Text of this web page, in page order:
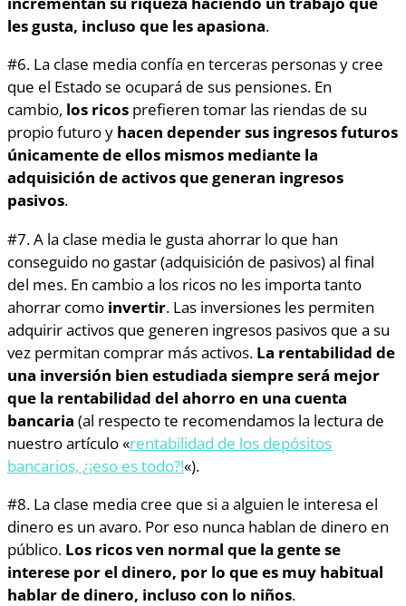
les gusta, incluso que les apasiona.
#6. La clase media confía en terceras personas y cree
que el Estado se ocupará de sus pensiones. En
cambio, los ricos prefieren tomar las riendas de su
propio futuro y hacen depender sus ingresos futuros
únicamente de ellos mismos mediante la
adquisición de activos que generan ingresos
pasivos.
#7. A la clase media le gusta ahorrar lo que han
conseguido no gastar (adquisición de pasivos) al final
del mes. En cambio a los ricos no les importa tanto
ahorrar como invertir. Las inversiones les permiten
adquirir activos que generen ingresos pasivos que a su
vez permitan comprar más activos. La rentabilidad de
una inversión bien estudiada siempre será mejor
que la rentabilidad del ahorro en una cuenta
bancaria (al respecto te recomendamos la lectura de
nuestro artículo «rentabilidad de los depósitos
bancarios, ¿¡eso es todo?!«).
#8. La clase media cree que si a alguien le interesa el
dinero es un avaro. Por eso nunca hablan de dinero en
público. Los ricos ven normal que la gente se
interese por el dinero, por lo que es muy habitual
hablar de dinero, incluso con lo niños.